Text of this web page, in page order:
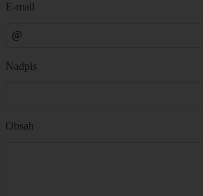
E-mail
Nadpis
Obsah